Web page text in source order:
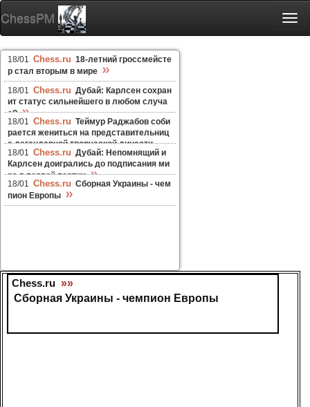
ChessPM
18/01 Chess.ru 18-летний гроссмейсте
р стал вторым в мире »
18/01 Chess.ru Дубай: Карлсен сохран
ит статус сильнейшего в любом случа
е? »
18/01 Chess.ru Теймур Раджабов соби
рается жениться на представительниц
е легендарной творческой династи
и »
18/01 Chess.ru Дубай: Непомнящий и
Карлсен доигрались до подписания ми
ра в первой партии »
18/01 Chess.ru Сборная Украины - чем
пион Европы »
Chess.ru »»
Сборная Украины - чемпион Европы